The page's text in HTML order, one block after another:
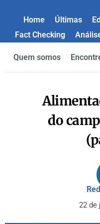
Home Últimas
Fact Checking
Quem somos
do
22 de